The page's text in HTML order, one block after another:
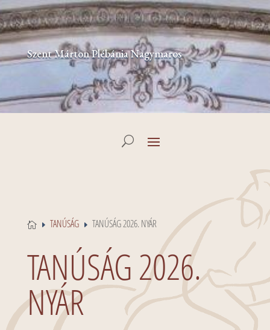
Szent Márton Plébánia Nagymaros
 E TANÚSÁG E TANÚSÁG 2026. NYÁR
TANÚSÁG 2026.
NYÁR